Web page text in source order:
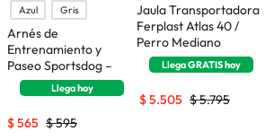
Azul
Gris
Arnés de
Entrenamiento y
Paseo Sportsdog –
Talle S
Llegahoy
$595
$565
Jaula Transportadora
Ferplast Atlas 40 /
Perro Mediano
LlegaGRATIShoy
$5.795
$5.505